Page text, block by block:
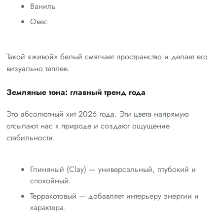
Ваниль
Овес
Такой «живой» белый смягчает пространство и делает его
визуально теплее.
Земляные тона: главный тренд года
Это абсолютный хит 2026 года. Эти цвета напрямую
отсылают нас к природе и создают ощущение
стабильности.
Глиняный (Clay) — универсальный, глубокий и
спокойный.
Терракотовый — добавляет интерьеру энергии и
характера.